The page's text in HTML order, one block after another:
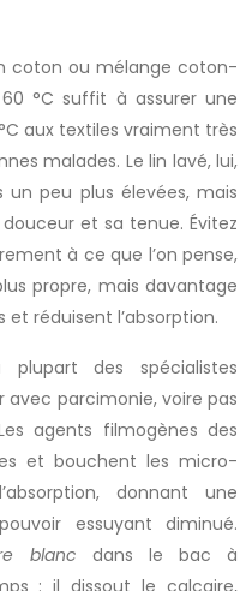
coton ou mélange coton-
°C suffit à assurer une
aux textiles vraiment très
malades. Le lin lavé, lui,
peu plus élevées, mais
et sa tenue. Évitez
à ce que l’on pense,
propre, mais davantage
réduisent l’absorption.
plupart des spécialistes
avec parcimonie, voire pas
agents filmogènes des
et bouchent les micro-
donnant une
essuyant diminué.
blanc dans le bac à
: il dissout le calcaire,